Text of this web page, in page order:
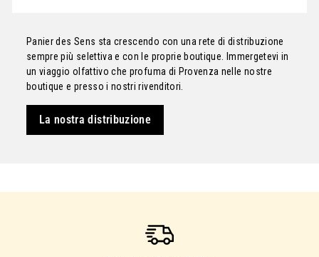
Panier des Sens sta crescendo con una rete di distribuzione
sempre più selettiva e con le proprie boutique. Immergetevi in
un viaggio olfattivo che profuma di Provenza nelle nostre
boutique e presso i nostri rivenditori.
La nostra distribuzione